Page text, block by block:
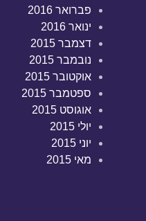
פברואר 2016
ינואר 2016
דצמבר 2015
נובמבר 2015
אוקטובר 2015
ספטמבר 2015
אוגוסט 2015
יולי 2015
יוני 2015
מאי 2015